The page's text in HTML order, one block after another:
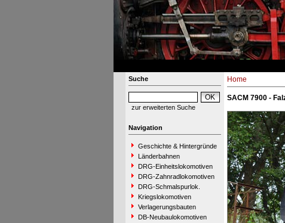
Suche
zur erweiterten Suche
Navigation
Geschichte & Hintergründe
Länderbahnen
DRG-Einheitslokomotiven
DRG-Zahnradlokomotiven
DRG-Schmalspurlok.
Kriegslokomotiven
Verlagerungsbauten
DB-Neubaulokomotiven
Home
SACM 7900 -